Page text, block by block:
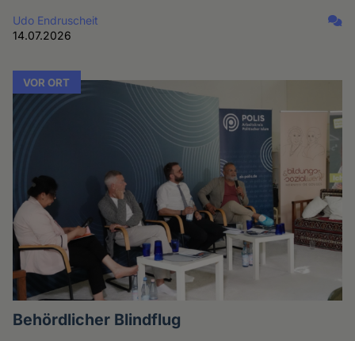
Udo Endruscheit
14.07.2026
VOR ORT
Behördlicher Blindflug